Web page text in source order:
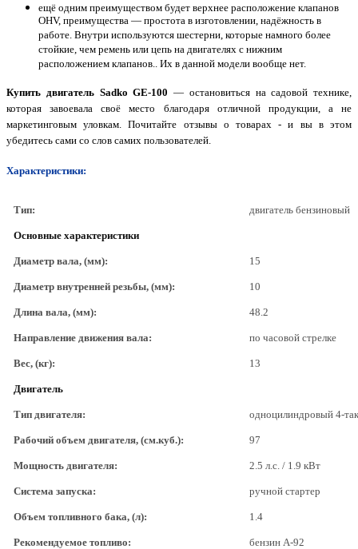
ещё одним преимуществом будет верхнее расположение клапанов
OHV, преимущества — простота в изготовлении, надёжность в
работе. Внутри используются шестерни, которые намного более
стойкие, чем ремень или цепь на двигателях с нижним
расположением клапанов.. Их в данной модели вообще нет.
Купить двигатель Sadko GE-100 — остановиться на садовой технике,
которая завоевала своё место благодаря отличной продукции, а не
маркетинговым уловкам. Почитайте отзывы о товарах - и вы в этом
убедитесь сами со слов самих пользователей.
Характеристики:
Тип: двигатель бензиновый
Основные характеристики
Диаметр вала, (мм): 15
Диаметр внутренней резьбы, (мм): 10
Длина вала, (мм): 48.2
Направление движения вала: по часовой стрелке
Вес, (кг): 13
Двигатель
Тип двигателя: одноцилиндровый 4-
Рабочий объем двигателя, (см.куб.): 97
Мощность двигателя: 2.5 л.с. / 1.9 кВт
Система запуска: ручной стартер
Объем топливного бака, (л): 1.4
Рекомендуемое топливо: бензин А-92